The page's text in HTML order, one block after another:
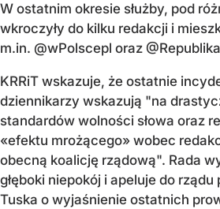
W ostatnim okresie służby, pod
wkroczyły do kilku redakcji i
m.in. @wPolscepl oraz
KRRiT wskazuje, że ostatnie
dziennikarzy wskazują "na
standardów wolności słowa oraz
«efektu mrożącego» wobec
obecną koalicję rządową". Rada
głęboki niepokój i apeluje do rządu
Tuska o wyjaśnienie ostatnich